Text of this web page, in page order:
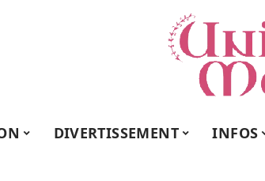
DIVERTISSEMENT INFOS